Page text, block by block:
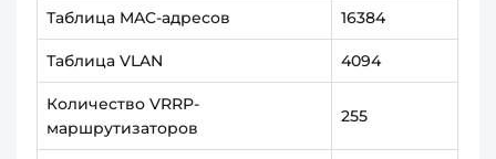
Таблица MAC-адресов 16384
Таблица VLAN 4094
Количество VRRP-
маршрутизаторов
255